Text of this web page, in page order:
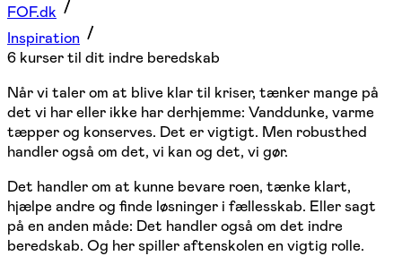
FOF.dk
Inspiration
6 kurser til dit indre beredskab
Når vi taler om at blive klar til kriser, tænker mange på
det vi har eller ikke har derhjemme: Vanddunke, varme
tæpper og konserves. Det er vigtigt. Men robusthed
handler også om det, vi kan og det, vi gør.
Det handler om at kunne bevare roen, tænke klart,
hjælpe andre og finde løsninger i fællesskab. Eller sagt
på en anden måde: Det handler også om det indre
beredskab. Og her spiller aftenskolen en vigtig rolle.